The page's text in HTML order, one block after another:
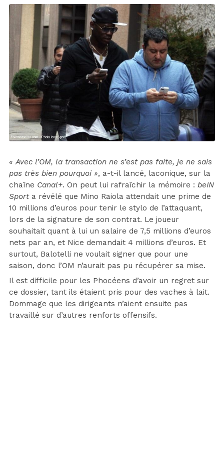
« Avec l’OM, la transaction ne s’est pas faite, je ne sais
pas très bien pourquoi », a-t-il lancé, laconique, sur la
chaîne Canal+. On peut lui rafraîchir la mémoire : beIN
Sporta révélé que Mino Raiola attendait une prime de
10 millions d’euros pour tenir le stylo de l’attaquant,
lors de la signature de son contrat. Le joueur
souhaitait quant à lui un salaire de 7,5 millions d’euros
nets par an, et Nice demandait 4 millions d’euros. Et
surtout, Balotelli ne voulait signer que pour une
saison, donc l’OM n’aurait pas pu récupérer sa mise.
Il est difficile pour les Phocéens d’avoir un regret sur
ce dossier, tant ils étaient pris pour des vaches à lait.
Dommage que les dirigeants n’aient ensuite pas
travaillé sur d’autres renforts offensifs.